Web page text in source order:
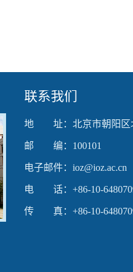
联系我们
地 址：北京市朝阳区
邮 编：100101
电子邮件：ioz@ioz.ac.cn
电 话：+86-10-
传 真：+86-10-